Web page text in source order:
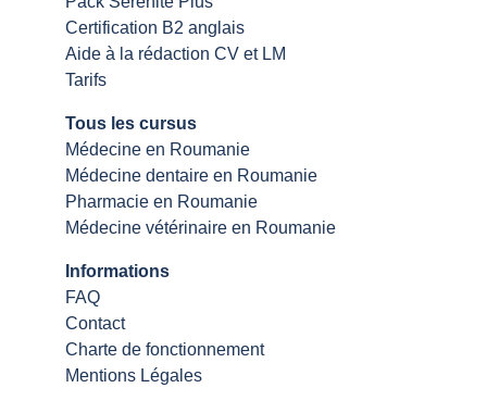
Certification B2 anglais
Aide à la rédaction CV et LM
Tarifs
Tous les cursus
Médecine en Roumanie
Médecine dentaire en Roumanie
Pharmacie en Roumanie
Médecine vétérinaire en Roumanie
Informations
FAQ
Contact
Charte de fonctionnement
Mentions Légales